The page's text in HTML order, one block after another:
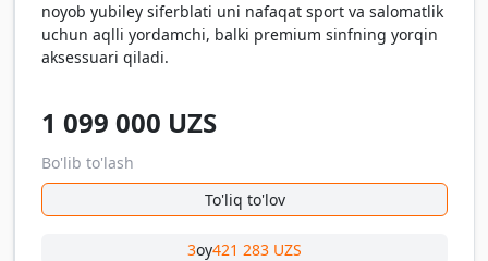
noyob yubiley siferblati uni nafaqat sport va salomatlik
uchun aqlli yordamchi, balki premium sinfning yorqin
aksessuari qiladi.
1 099 000 UZS
Bo'lib to'lash
To'liq to'lov
3oy421 283 UZS